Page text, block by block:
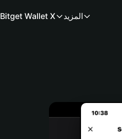
Bitget Wallet X المزيد